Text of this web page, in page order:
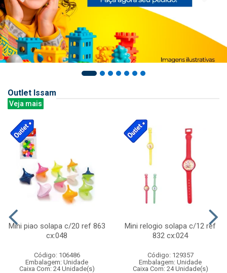
Outlet Issam
Veja mais
Mini piao solapa c/20 ref 863
cx:048
Código: 106486
Embalagem: Unidade
Caixa Com: 24 Unidade(s)
Mini relogio solapa c/12 ref
832 cx:024
Código: 129357
Embalagem: Unidade
Caixa Com: 24 Unidade(s)